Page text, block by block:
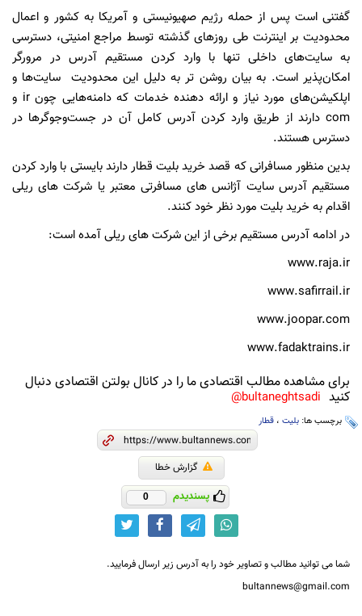
گفتنی است پس از حمله رژیم صهیونیستی و آمریکا به کشور و اعمال
محدودیت بر اینترنت طی روزهای گذشته توسط مراجع امنیتی، دسترسی
به سایت‌های داخلی تنها با وارد کردن مستقیم آدرس در مرورگر
امکان‌پذیر است. به بیان روشن تر به دلیل این محدودیت سایت‌ها و
اپلکیشن‌های مورد نیاز و ارائه دهنده خدمات که دامنه‌هایی چون ir و
com دارند از طریق وارد کردن آدرس کامل آن در جست‌وجوگرها در
دسترس هستند.
بدین منظور مسافرانی که قصد خرید بلیت قطار دارند بایستی با وارد کردن
مستقیم آدرس سایت آژانس های مسافرتی معتبر یا شرکت های ریلی
اقدام به خرید بلیت مورد نظر خود کنند.
در ادامه آدرس مستقیم برخی از این شرکت های ریلی آمده است:
www.raja.ir
www.safirrail.ir
www.joopar.com
www.fadaktrains.ir
برای مشاهده مطالب اقتصادی ما را در کانال بولتن اقتصادی دنبال
کنید bultaneghtsadi@
برچسب ها: بلیت ، قطار
گزارش خطا
پسندیدم 0
شما می توانید مطالب و تصاویر خود را به آدرس زیر ارسال فرمایید.
bultannews@gmail.com